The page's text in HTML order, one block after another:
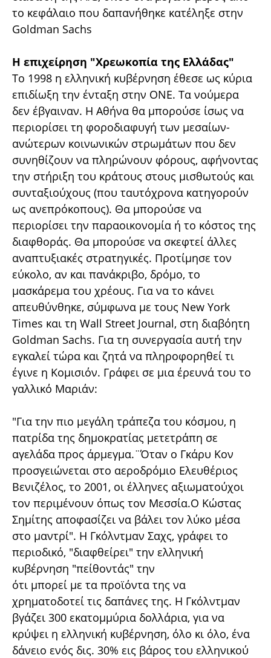
το κεφάλαιο που δαπανήθηκε κατέληξε στην
Goldman Sachs
Η επιχείρηση "Χρεωκοπία της Ελλάδας"
To 1998 η ελληνική κυβέρνηση έθεσε ως κύρια
επιδίωξη την ένταξη στην ΟΝΕ. Τα νούμερα
δεν έβγαιναν. Η Αθήνα θα μπορούσε ίσως να
περιορίσει τη φοροδιαφυγή των μεσαίων-
ανώτερων κοινωνικών στρωμάτων που δεν
συνηθίζουν να πληρώνουν φόρους, αφήνοντας
την στήριξη του κράτους στους μισθωτούς και
συνταξιούχους (που ταυτόχρονα κατηγορούν
ως ανεπρόκοπους). Θα μπορούσε να
περιορίσει την παραοικονομία ή το κόστος της
διαφθοράς. Θα μπορούσε να σκεφτεί άλλες
αναπτυξιακές στρατηγικές. Προτίμησε τον
εύκολο, αν και πανάκριβο, δρόμο, το
μασκάρεμα του χρέους. Για να το κάνει
απευθύνθηκε, σύμφωνα με τους New York
Times και τη Wall Street Journal, στη διαβόητη
Goldman Sachs. Για τη συνεργασία αυτή την
εγκαλεί τώρα και ζητά να πληροφορηθεί τι
έγινε η Κομισιόν. Γράφει σε μια έρευνά του το
γαλλικό Μαριάν:
"Για την πιο μεγάλη τράπεζα του κόσμου, η
πατρίδα της δημοκρατίας μετετράπη σε
αγελάδα προς άρμεγμα.¨Όταν ο Γκάρυ Κον
προσγειώνεται στο αεροδρόμιο Ελευθέριος
Βενιζέλος, το 2001, οι έλληνες αξιωματούχοι
τον περιμένουν όπως τον Μεσσία.O Κώστας
Σημίτης αποφασίζει να βάλει τον λύκο μέσα
στο μαντρί". H Γκόλντμαν Σαχς, γράφει το
περιοδικό, "διαφθείρει" την ελληνική
κυβέρνηση "πείθοντάς" την
ότι μπορεί με τα προϊόντα της να
χρηματοδοτεί τις δαπάνες της. Η Γκόλντμαν
βγάζει 300 εκατομμύρια δολλάρια, για να
κρύψει η ελληνική κυβέρνηση, όλο κι όλο, ένα
δάνειο ενός δις. 30% εις βάρος του ελληνικού